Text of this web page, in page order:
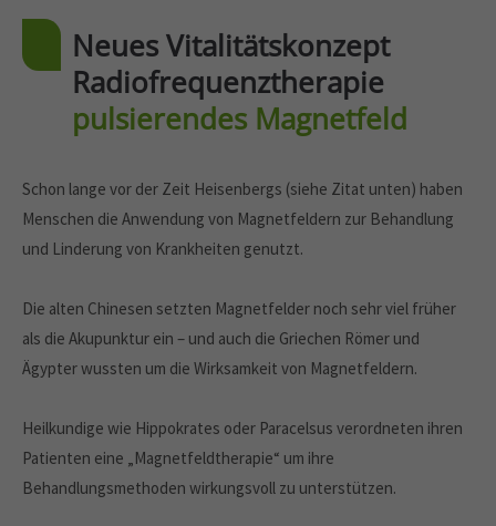
Neues Vitalitätskonzept
Radiofrequenztherapie
pulsierendes Magnetfeld
Schon lange vor der Zeit Heisenbergs (siehe Zitat unten) haben
Menschen die Anwendung von Magnetfeldern zur Behandlung
und Linderung von Krankheiten genutzt.
Die alten Chinesen setzten Magnetfelder noch sehr viel früher
als die Akupunktur ein – und auch die Griechen Römer und
Ägypter wussten um die Wirksamkeit von Magnetfeldern.
Heilkundige wie Hippokrates oder Paracelsus verordneten ihren
Patienten eine „Magnetfeldtherapie“ um ihre
Behandlungsmethoden wirkungsvoll zu unterstützen.